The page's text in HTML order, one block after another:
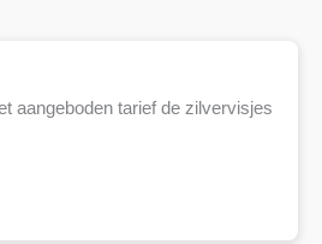
aangeboden tarief de zilvervisjes